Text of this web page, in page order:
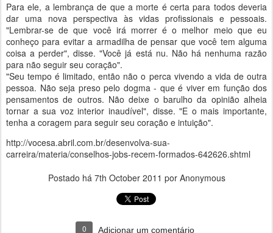
Para ele, a lembrança de que a morte é certa para todos deveria
dar uma nova perspectiva às vidas profissionais e pessoais.
"Lembrar-se de que você irá morrer é o melhor meio que eu
conheço para evitar a armadilha de pensar que você tem alguma
coisa a perder", disse. "Você já está nu. Não há nenhuma razão
para não seguir seu coração".
"Seu tempo é limitado, então não o perca vivendo a vida de outra
pessoa. Não seja preso pelo dogma - que é viver em função dos
pensamentos de outros. Não deixe o barulho da opinião alheia
tornar a sua voz interior inaudível", disse. "E o mais importante,
tenha a coragem para seguir seu coração e intuição".
http://vocesa.abril.com.br/desenvolva-sua-
carreira/materia/conselhos-jobs-recem-formados-642626.shtml
Postado há 7th October 2011 por Anonymous
0 Adicionar um comentário